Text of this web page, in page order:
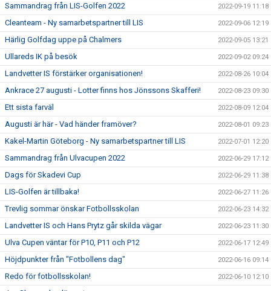
Sammandrag från LIS-Golfen 2022 2022-09-19 11:18
Cleanteam - Ny samarbetspartner till LIS 2022-09-06 12:19
Härlig Golfdag uppe på Chalmers 2022-09-05 13:21
Ullareds IK på besök 2022-09-02 09:24
Landvetter IS förstärker organisationen! 2022-08-26 10:04
Ankrace 27 augusti - Lotter finns hos Jönssons Skafferi! 2022-08-23 09:30
Ett sista farväl 2022-08-09 12:04
Augusti är här - Vad händer framöver? 2022-08-01 09:23
Kakel-Martin Göteborg - Ny samarbetspartner till LIS 2022-07-01 12:20
Sammandrag från Ulvacupen 2022 2022-06-29 17:12
Dags för Skadevi Cup 2022-06-29 11:38
LIS-Golfen är tillbaka! 2022-06-27 11:26
Trevlig sommar önskar Fotbollsskolan 2022-06-23 14:32
Landvetter IS och Hans Prytz går skilda vägar 2022-06-23 11:30
Ulva Cupen väntar för P10, P11 och P12 2022-06-17 12:49
Höjdpunkter från "Fotbollens dag" 2022-06-16 09:14
Redo för fotbollsskolan! 2022-06-10 12:10